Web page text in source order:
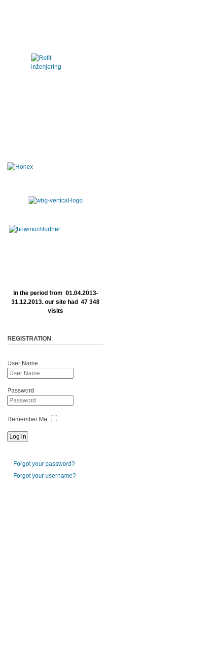
In the period from 01.04.2013-
31.12.2013. our site had 47 348
visits
REGISTRATION
User Name
Password
Remember Me
Forgot your password?
Forgot your username?